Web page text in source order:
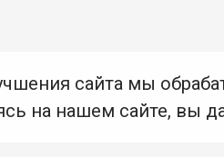
сайта мы
на нашем сайте, вы